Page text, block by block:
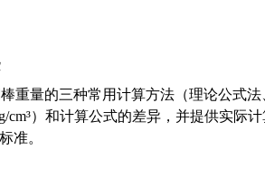
重量的三种常用计算方法（理论公式
cm³）和计算公式的差异，并提供实际
准。